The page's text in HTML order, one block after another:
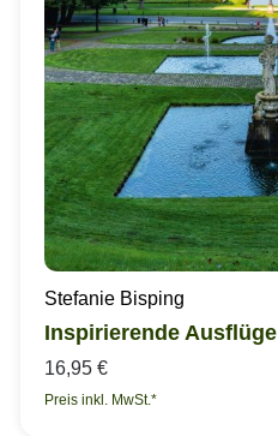
Stefanie Bisping
Inspirierende Ausflüge
16,95 €
Preis inkl. MwSt.*